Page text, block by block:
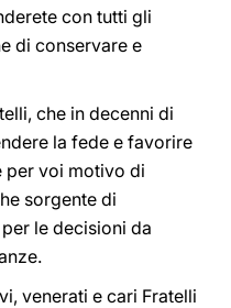
con tutti gli
di conservare e
che in decenni di
la fede e favorire
per voi motivo di
sorgente di
le decisioni da
venerati e cari Fratelli